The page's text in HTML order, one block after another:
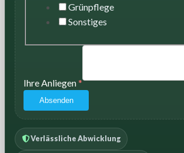
Grünpflege
Sonstiges
Ihre Anliegen*
Absenden
Verlässliche Abwicklung